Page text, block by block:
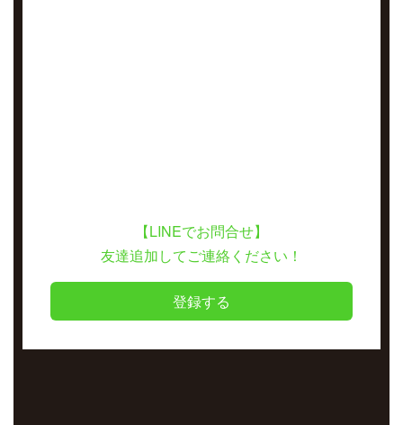
【LINEでお問合せ】
友達追加してご連絡ください！
登録する